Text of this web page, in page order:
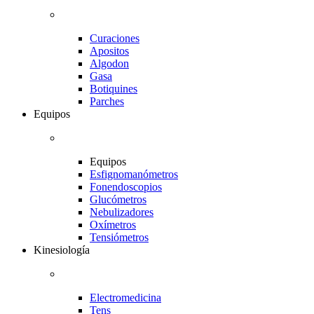
Curaciones
Apositos
Algodon
Gasa
Botiquines
Parches
Equipos
Equipos
Esfignomanómetros
Fonendoscopios
Glucómetros
Nebulizadores
Oxímetros
Tensiómetros
Kinesiología
Electromedicina
Tens